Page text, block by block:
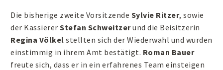
Die bisherige zweite Vorsitzende Sylvie Ritzer, sowie
der Kassierer Stefan Schweitzerund die Beisitzerin
Regina Völkel stellten sich der Wiederwahl und wurden
einstimmig in ihrem Amt bestätigt. Roman Bauer
freute sich, dass er in ein erfahrenes Team einsteigen